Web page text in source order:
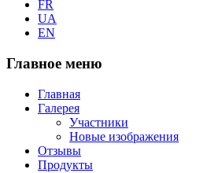
FR
UA
EN
Главное меню
Главная
Галерея
Участники
Новые изображения
Отзывы
Продукты